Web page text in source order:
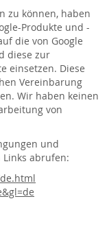
zu können, haben
Produkte und -
die von Google
diese zur
einsetzen. Diese
Vereinbarung
Wir haben keinen
von
und
abrufen: